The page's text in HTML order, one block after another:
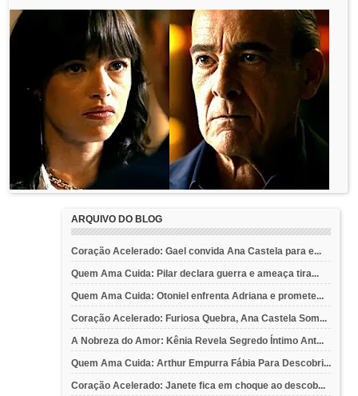
ARQUIVO DO BLOG
Coração Acelerado: Gael convida Ana Castela para e...
Quem Ama Cuida: Pilar declara guerra e ameaça tira...
Quem Ama Cuida: Otoniel enfrenta Adriana e promete...
Coração Acelerado: Furiosa Quebra, Ana Castela Som...
A Nobreza do Amor: Kênia Revela Segredo Íntimo Ant...
Quem Ama Cuida: Arthur Empurra Fábia Para Descobri...
Coração Acelerado: Janete fica em choque ao descob...